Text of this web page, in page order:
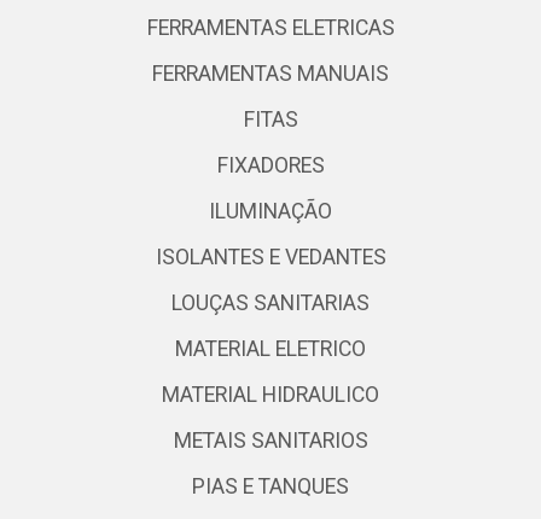
FERRAMENTAS ELETRICAS
FERRAMENTAS MANUAIS
FITAS
FIXADORES
ILUMINAÇÃO
ISOLANTES E VEDANTES
LOUÇAS SANITARIAS
MATERIAL ELETRICO
MATERIAL HIDRAULICO
METAIS SANITARIOS
PIAS E TANQUES